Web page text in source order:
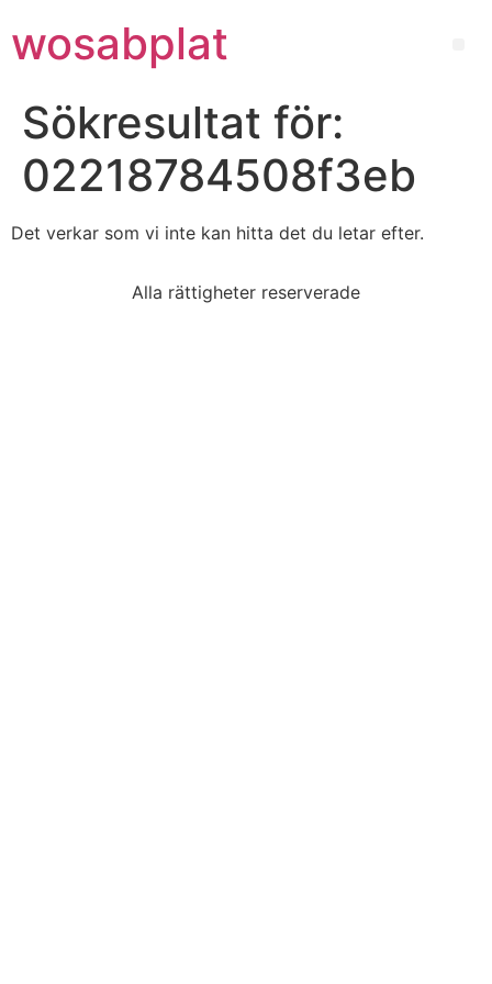
wosabplat
Sökresultat för:
02218784508f3eb
Det verkar som vi inte kan hitta det du letar efter.
Alla rättigheter reserverade